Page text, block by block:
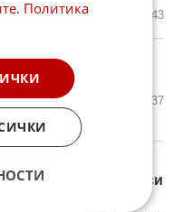
1 343
максимум на
2 237
прогнозата си
. Политика